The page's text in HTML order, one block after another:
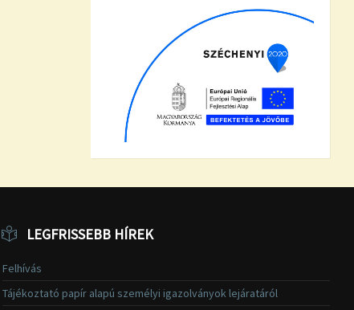
LEGFRISSEBB HÍREK
Felhívás
Tájékoztató papír alapú személyi igazolványok lejáratáról